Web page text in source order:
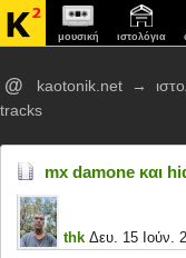
μουσική ιστολόγια
@ kaotonik.net →
tracks
mx damone και
thk Δευ. 15 Ιούν.